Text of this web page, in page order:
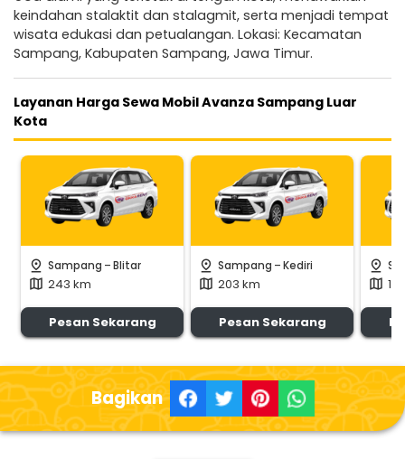
keindahan stalaktit dan stalagmit, serta menjadi tempat
wisata edukasi dan petualangan. Lokasi: Kecamatan
Sampang, Kabupaten Sampang, Jawa Timur.
Layanan Harga Sewa Mobil Avanza Sampang Luar
Kota
pin_drop Sampang -Blitar
map 243 km
Pesan Sekarang
pin_drop Sampang -Kediri
map 203 km
Pesan Sekarang
pin_drop
map
Bagikan